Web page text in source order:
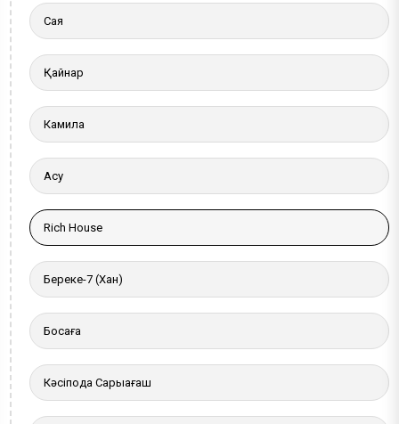
Сая
Қайнар
Камила
Ақсу
Rich House
Береке-7 (Хан)
Босаға
Кәсіподақ Сарыағаш